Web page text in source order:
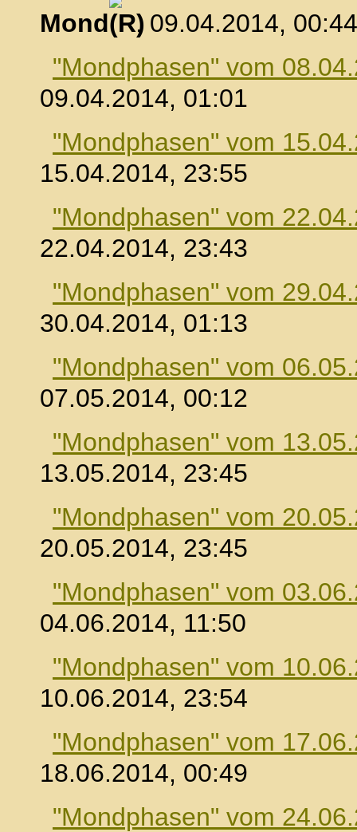
Mond
, 09.04.2014, 00:44
"Mondphasen" vom
09.04.2014, 01:01
"Mondphasen" vom
15.04.2014, 23:55
"Mondphasen" vom
22.04.2014, 23:43
"Mondphasen" vom
30.04.2014, 01:13
"Mondphasen" vom
07.05.2014, 00:12
"Mondphasen" vom
13.05.2014, 23:45
"Mondphasen" vom
20.05.2014, 23:45
"Mondphasen" vom
04.06.2014, 11:50
"Mondphasen" vom
10.06.2014, 23:54
"Mondphasen" vom
18.06.2014, 00:49
"Mondphasen" vom